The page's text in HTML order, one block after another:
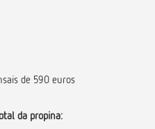
de 590 euros
da propina: